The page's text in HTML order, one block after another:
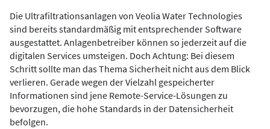
Die Ultrafiltrationsanlagen von Veolia Water Technologies
sind bereits standardmäßig mit entsprechender Software
ausgestattet. Anlagenbetreiber können so jederzeit auf die
digitalen Services umsteigen. Doch Achtung: Bei diesem
Schritt sollte man das Thema Sicherheit nicht aus dem Blick
verlieren. Gerade wegen der Vielzahl gespeicherter
Informationen sind jene Remote-Service-Lösungen zu
bevorzugen, die hohe Standards in der Datensicherheit
befolgen.